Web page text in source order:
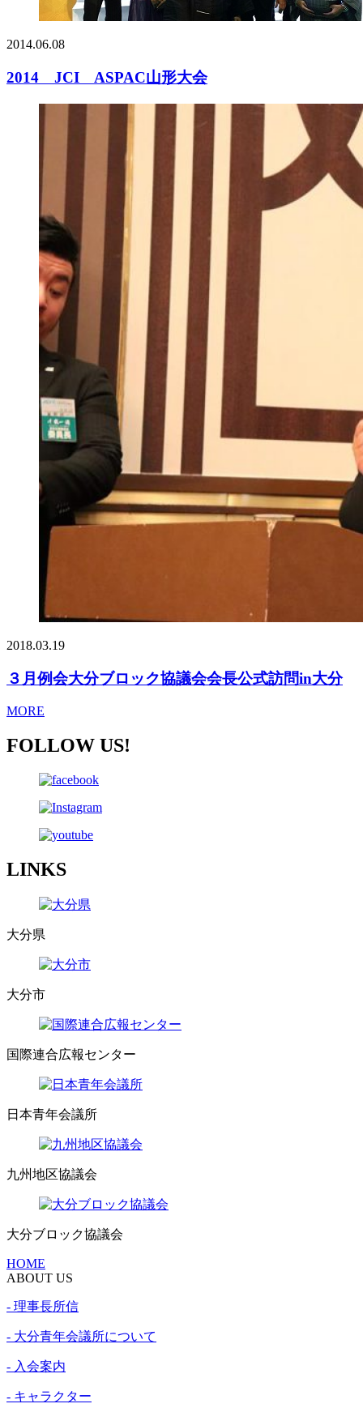
2014.06.08
2014 JCI ASPAC山形大会
2018.03.19
３月例会大分ブロック協議会会長公式訪問in大分
MORE
FOLLOW US!
LINKS
大分県
大分市
国際連合広報センター
日本青年会議所
九州地区協議会
大分ブロック協議会
HOME
ABOUT US
- 理事長所信
- 大分青年会議所について
- 入会案内
- キャラクター